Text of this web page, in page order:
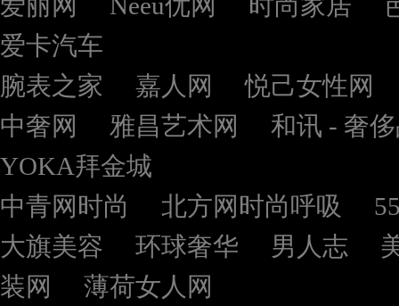
爱卡汽车
腕表之家
嘉人网
悦己女性网
中奢网
雅昌艺术网
和讯 - 奢
YOKA拜金城
中青网时尚
北方网时尚呼吸
大旗美容
环球奢华 男人志
装网
薄荷女人网